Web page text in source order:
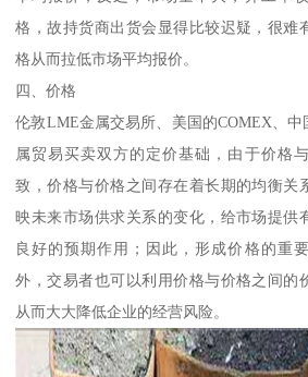
格，故持货商出货会显得比较迟疑，很难
格从而拉低市场平均报价。
四、价格
伦敦LME金属交易所、美国的COMEX、
属贸易买卖双方的定价基础，由于价格
致，价格与价格之间存在着长期的均衡关
映未来市场供求关系的变化，给市场提供
良好的预期作用；因此，形成价格的重
外，交易者也可以利用价格与价格之间的
从而大大降低企业的经营风险。